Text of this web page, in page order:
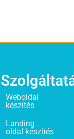
Weboldal
készítés
Landing
oldal készítés